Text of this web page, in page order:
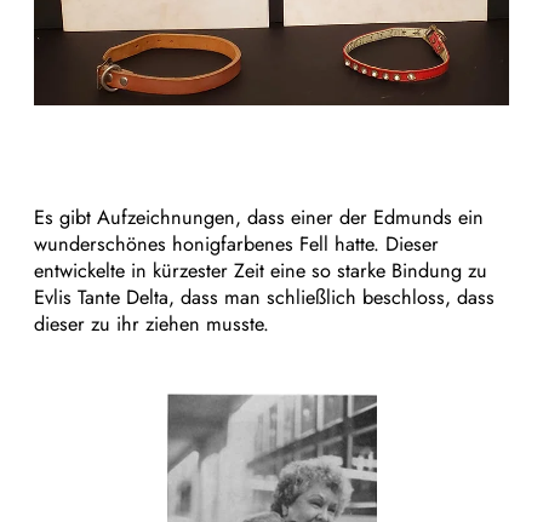
Es gibt Aufzeichnungen, dass einer der Edmunds ein
wunderschönes honigfarbenes Fell hatte. Dieser
entwickelte in kürzester Zeit eine so starke Bindung zu
Evlis Tante Delta, dass man schließlich beschloss, dass
dieser zu ihr ziehen musste.